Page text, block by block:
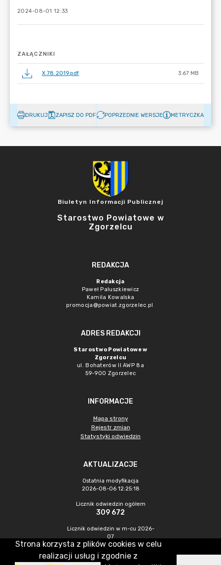
2024-08-01 12:33
ZAŁĄCZNIKI
X.78.2019.pdf 3.67 MB
DRUKUJ ZAPISZ DO PDF POPRZEDNIE WERSJE METRYCZKA
Biuletyn Informacji Publicznej
Starostwo Powiatowe w
Zgorzelcu
REDAKCJA
Redakcja
Paweł Paluszkiewicz
Kamila Kowalska
promocja@powiat.zgorzelec.pl
ADRES REDAKCJI
Starostwo Powiatowe w
Zgorzelcu
ul. Bohaterów II AWP 8a
59-900 Zgorzelec
INFORMACJE
Mapa strony
Rejestr zmian
Statystyki odwiedzin
AKTUALIZACJE
Ostatnia modyfikacja
2026-08-06 12:25:18
Licznik odwiedzin ogółem
309 672
Licznik odwiedzin w m-cu 2026-
07
370
Strona korzysta z plików cookies w celu
realizacji usług i zgodnie z